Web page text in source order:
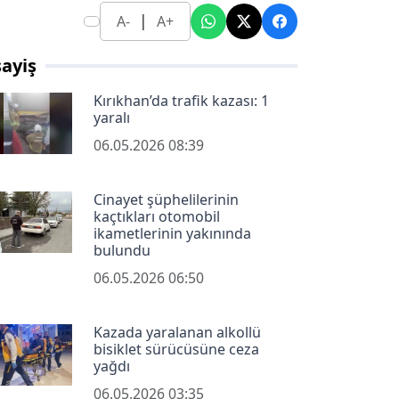
A- | A+
Kırıkhan’da trafik kazası: 1
yaralı
06.05.2026 08:39
Cinayet şüphelilerinin
kaçtıkları otomobil
ikametlerinin yakınında
bulundu
06.05.2026 06:50
Kazada yaralanan alkollü
bisiklet sürücüsüne ceza
yağdı
06.05.2026 03:35